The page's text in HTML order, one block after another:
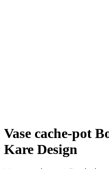
Vase cache-pot
Kare Design